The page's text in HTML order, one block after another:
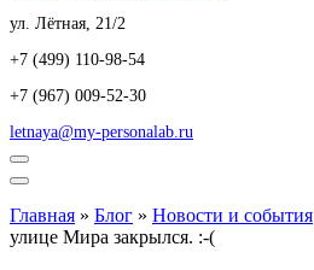
ул. Лётная, 21/2
+7 (499) 110-98-54
+7 (967) 009-52-30
letnaya@my-personalab.ru
Главная » Блог » Новости и события
улице Мира закрылся. :-(